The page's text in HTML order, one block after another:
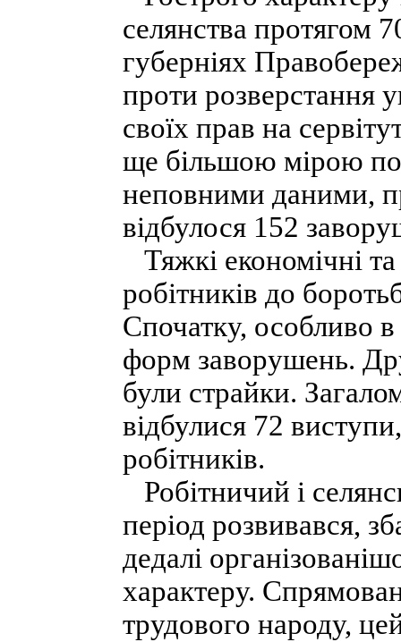
селянства протягом
губерніях
проти розверстання
своїх прав на
ще більшою мірою
неповними даними,
відбулося 152
Тяжкі економічні
робітників до
Спочатку, особливо
форм заворушень.
були страйки.
відбулися 72
ро­бітників.
Робітничий і
період роз­вивався,
дедалі
характеру.
трудового народу,